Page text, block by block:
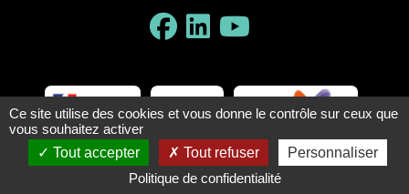
Ce site utilise des cookies et vous donne le contrôle sur ceux que
vous souhaitez activer
Tout accepter
Tout refuser
Personnaliser
Politique de confidentialité